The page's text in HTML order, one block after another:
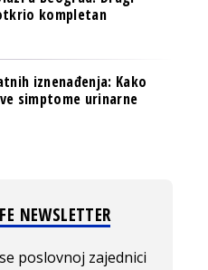
kompletan
iznenađenja: Kako
simptome urinarne
NEWSLETTER
poslovnoj zajednici